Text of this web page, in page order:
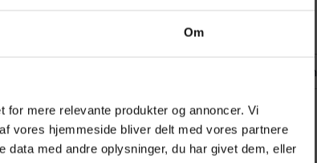
Om
mere relevante produkter og annoncer. Vi
vores hjemmeside bliver delt med vores partnere
data med andre oplysninger, du har givet dem, eller
Tilføj til Ønskeskyen
Mere information